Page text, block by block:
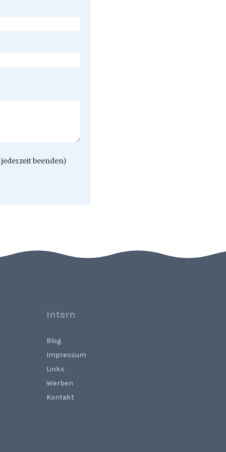
beenden)
Intern
Blog
Impressum
Links
Werben
Kontakt